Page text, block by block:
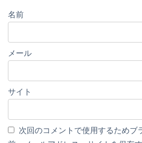
名前
メール
サイト
次回のコメントで使用するためブ